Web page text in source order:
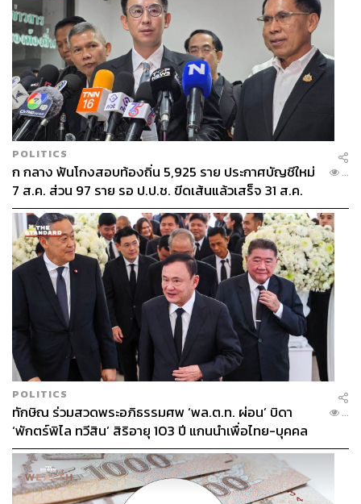
POLITICS
ก กลาง ฟันโกงสอบท้องถิ่น 5,925 ราย ประกาศบัญชีใหม่
7 ส.ค. ส่วน 97 ราย รอ ป.ป.ช. ขีดเส้นแล้วเสร็จ 31 ส.ค.
...
POLITICS
ทักษิณ ร่วมสวดพระอภิธรรมศพ ‘พล.ต.ท. ผ่อน’ บิดา
‘พักตร์พิไล ทวีสิน’ สิริอายุ 103 ปี แกนนำเพื่อไทย-บุคคล
หลากวงการร่วมอาลัย
...